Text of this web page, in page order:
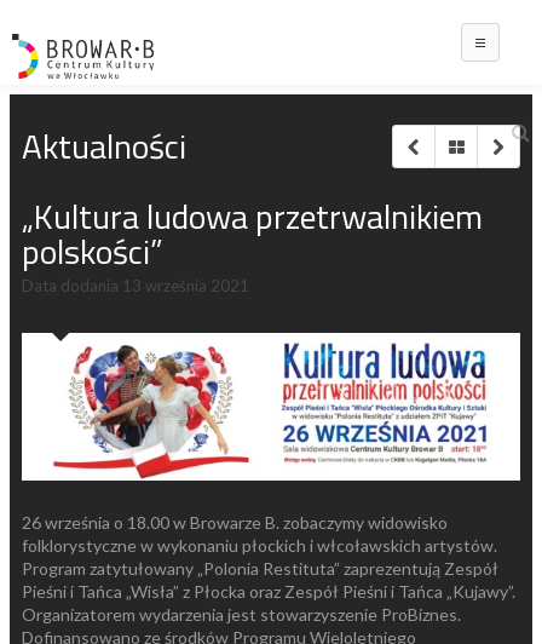
Aktualności
„Kultura ludowa przetrwalnikiem
polskości”
Data dodania 13 września 2021
26 września o 18.00 w Browarze B. zobaczymy widowisko
folklorystyczne w wykonaniu płockich i włcoławskich artystów.
Program zatytułowany „Polonia Restituta” zaprezentują Zespół
Pieśni i Tańca „Wisła” z Płocka oraz Zespół Pieśni i Tańca „Kujawy”.
Organizatorem wydarzenia jest stowarzyszenie ProBiznes.
Dofinansowano ze środków Programu Wieloletniego